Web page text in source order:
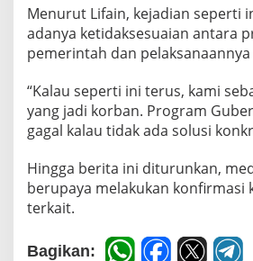
r
n
t
a
a
l
Menurut Lifain, kejadian seperti
adanya ketidaksesuaian antara
pemerintah dan
“Kalau seperti ini terus, kami
yang jadi korban. Program
gagal kalau tidak ada solusi
Hingga berita ini diturunkan,
berupaya melakukan konfirmasi
terkait.
Bagikan: